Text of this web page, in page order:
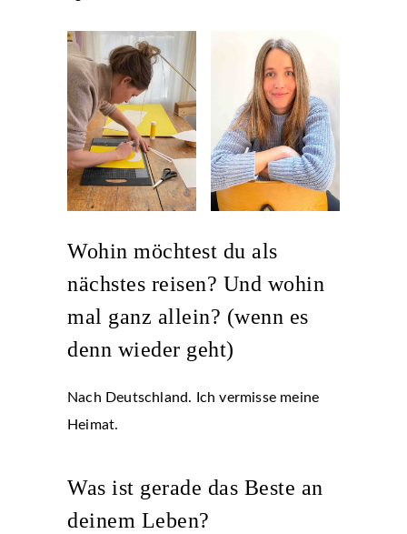
Wohin möchtest du als
nächstes reisen? Und wohin
mal ganz allein? (wenn es
denn wieder geht)
Nach Deutschland. Ich vermisse meine
Heimat.
Was ist gerade das Beste an
deinem Leben?